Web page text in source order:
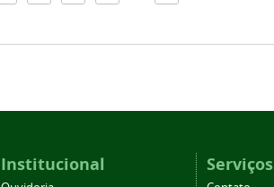
Institucional Serviços